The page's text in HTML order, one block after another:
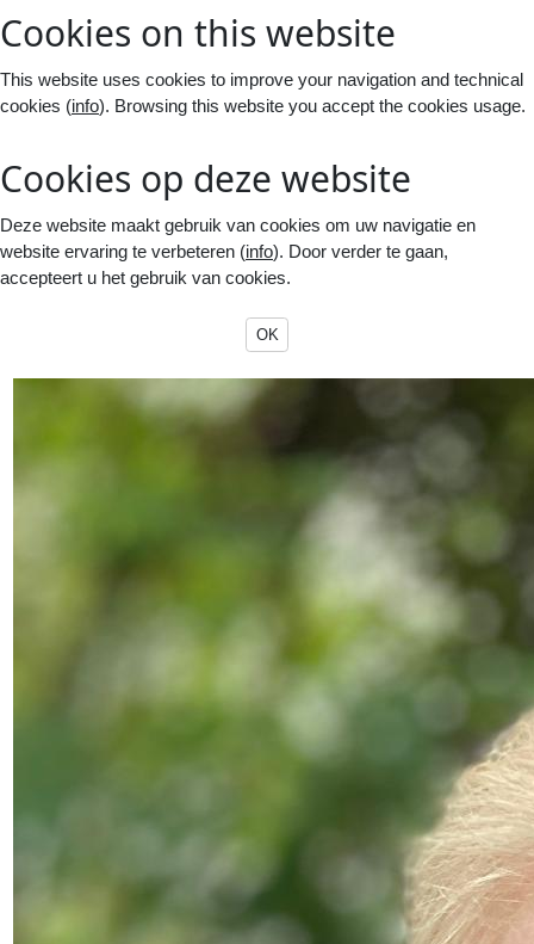
Cookies on this website
This website uses cookies to improve your navigation and technical
cookies (info). Browsing this website you accept the cookies usage.
Cookies op deze website
Deze website maakt gebruik van cookies om uw navigatie en
website ervaring te verbeteren (info). Door verder te gaan,
accepteert u het gebruik van cookies.
OK